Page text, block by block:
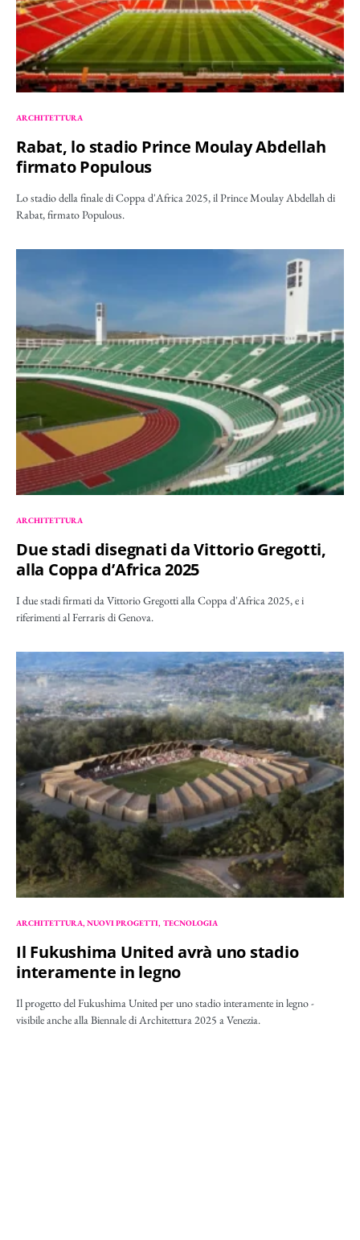
ARCHITETTURA
Rabat, lo stadio Prince Moulay Abdellah
firmato Populous
Lo stadio della finale di Coppa d'Africa 2025, il Prince Moulay Abdellah di
Rabat, firmato Populous.
ARCHITETTURA
Due stadi disegnati da Vittorio Gregotti,
alla Coppa d’Africa 2025
I due stadi firmati da Vittorio Gregotti alla Coppa d'Africa 2025, e i
riferimenti al Ferraris di Genova.
ARCHITETTURA NUOVI PROGETTI TECNOLOGIA
Il Fukushima United avrà uno stadio
interamente in legno
Il progetto del Fukushima United per uno stadio interamente in legno -
visibile anche alla Biennale di Architettura 2025 a Venezia.